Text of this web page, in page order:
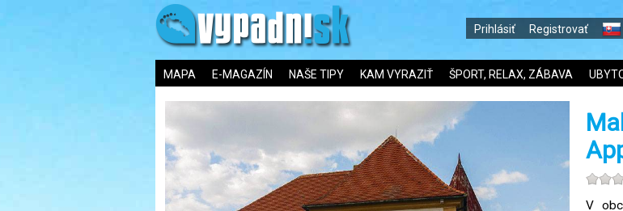
Prihlásiť Registrovať
MAPA E-MAGAZÍN NAŠE TIPY KAM VYRAZIŤ ŠPORT, RELAX, ZÁBAVA
V